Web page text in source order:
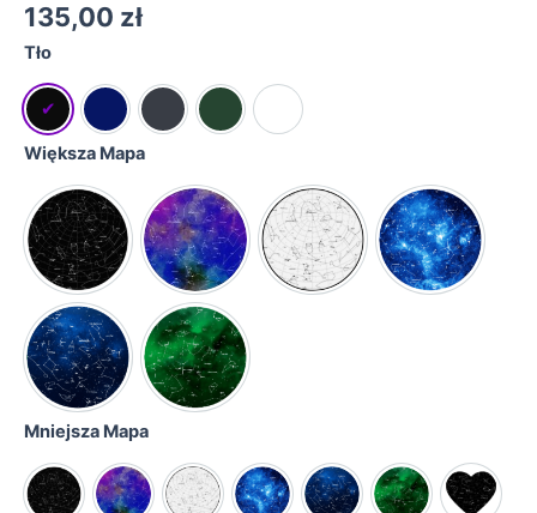
135,00 zł
Tło
Większa Mapa
Mniejsza Mapa